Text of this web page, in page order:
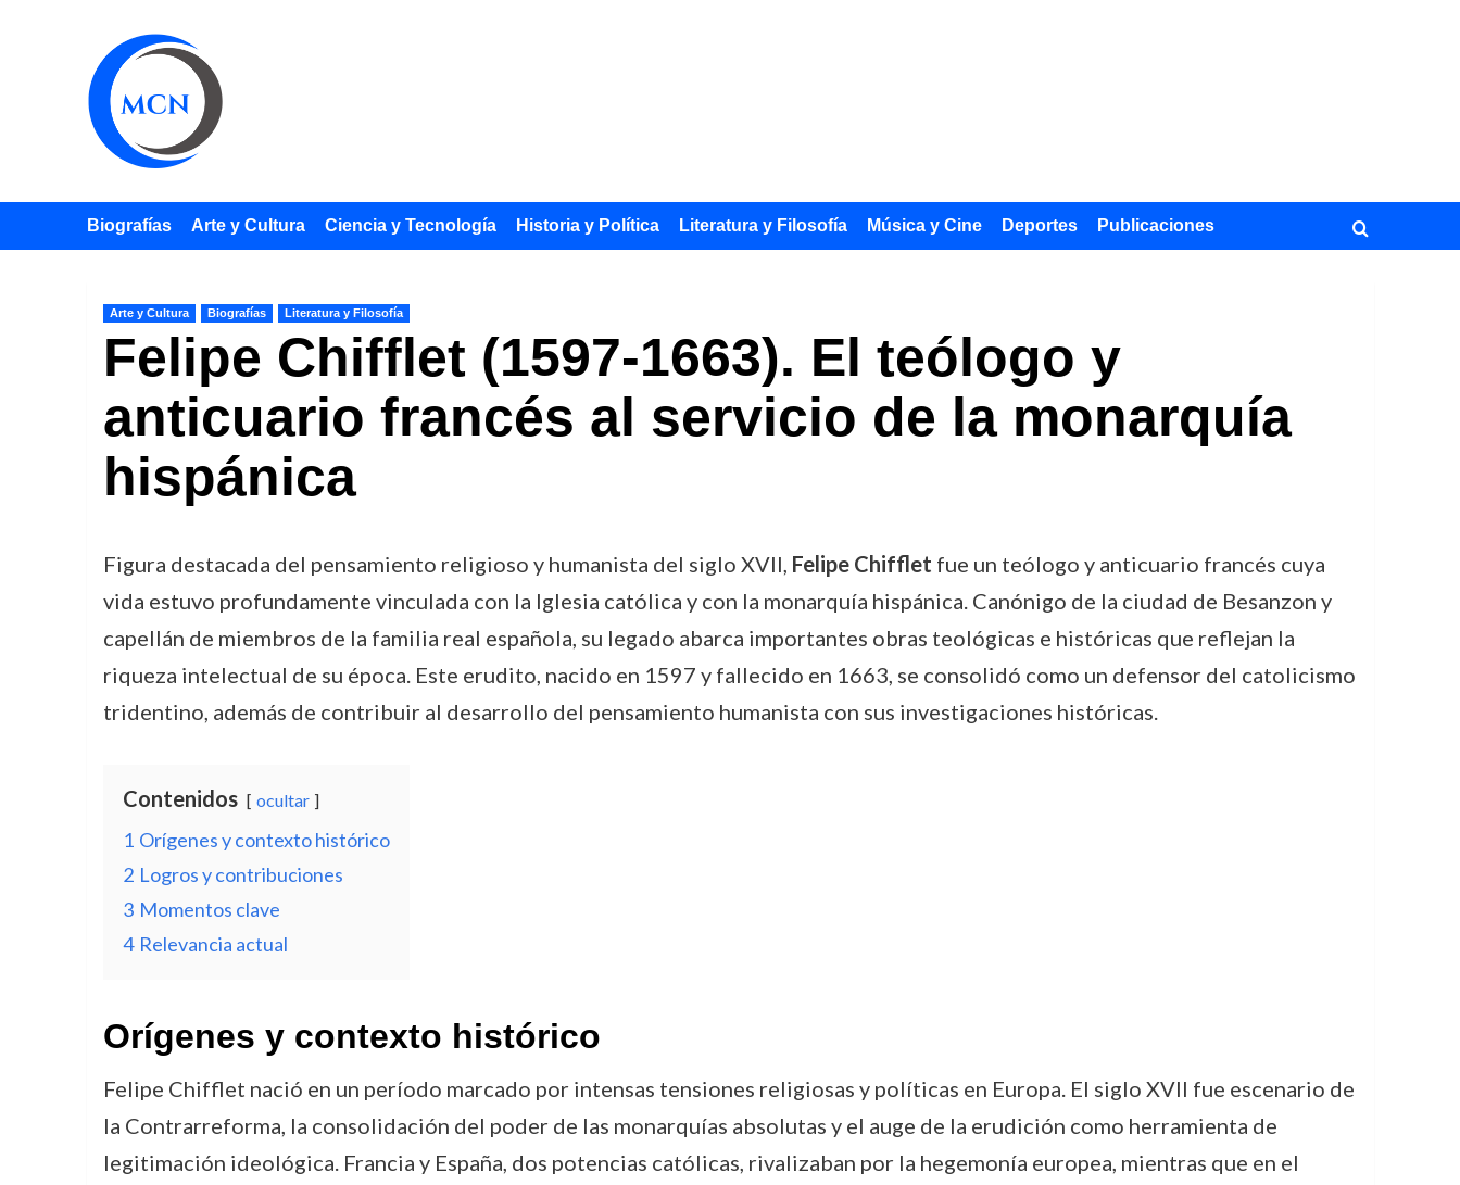
Biografías Arte y Cultura Ciencia y Tecnología Historia y Política Literatura y Filosofía Música y Cine Deportes Publicaciones
Arte y Cultura Biografías Literatura y Filosofía
Felipe Chifflet (1597-1663). El teólogo y
anticuario francés al servicio de la monarquía
hispánica
Figura destacada del pensamiento religioso y humanista del siglo XVII, Felipe Chifflet fue un teólogo y anticuario francés cuya
vida estuvo profundamente vinculada con la Iglesia católica y con la monarquía hispánica. Canónigo de la ciudad de Besanzon y
capellán de miembros de la familia real española, su legado abarca importantes obras teológicas e históricas que reflejan la
riqueza intelectual de su época. Este erudito, nacido en 1597 y fallecido en 1663, se consolidó como un defensor del catolicismo
tridentino, además de contribuir al desarrollo del pensamiento humanista con sus investigaciones históricas.
Contenidos ocultar
1 Orígenes y contexto histórico
2 Logros y contribuciones
3 Momentos clave
4 Relevancia actual
Orígenes y contexto histórico
Felipe Chifflet nació en un período marcado por intensas tensiones religiosas y políticas en Europa. El siglo XVII fue escenario de
la Contrarreforma, la consolidación del poder de las monarquías absolutas y el auge de la erudición como herramienta de
legitimación ideológica. Francia y España, dos potencias católicas, rivalizaban por la hegemonía europea, mientras que en el